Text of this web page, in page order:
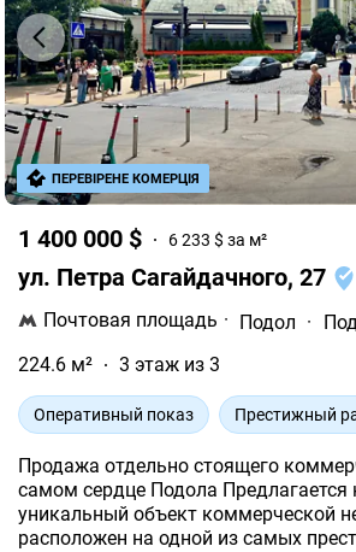
1 400 000 $ 6 233 $ за м²
ул. Петра Сагайдачного, 27
Почтовая площадь · Подол ·
224.6 м²
3 этаж из 3
Оперативный показ Престижный
Продажа отдельно стоящего
самом сердце Подола Предлагается
уникальный объект коммерческой
расположен на одной из самых
ПЕРЕВІРЕНЕ КОМЕРЦІЯ